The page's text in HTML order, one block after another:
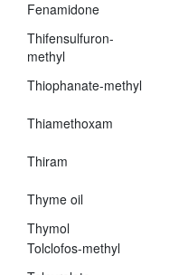
Fenamidone
Thifensulfuron-
methyl
Thiophanate-methyl
Thiamethoxam
Thiram
Thyme oil
Thymol
Tolclofos-methyl